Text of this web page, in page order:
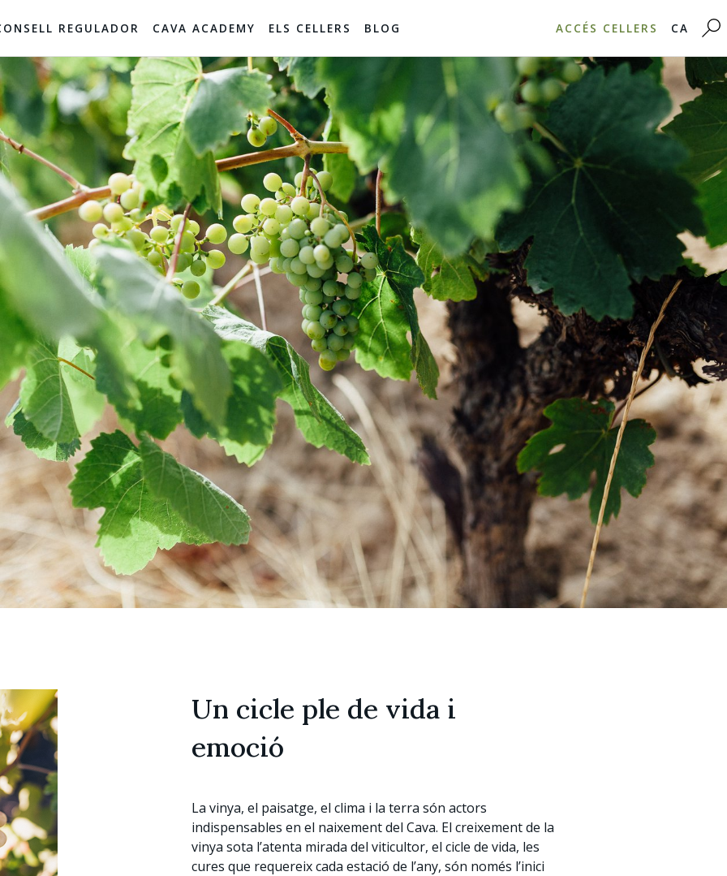
REGULADOR CAVA ACADEMY ELS CELLERS BLOG ACCÉS CELLERS CA
Un cicle ple de vida i
emoció
La vinya, el paisatge, el clima i la terra són actors
indispensables en el naixement del Cava. El creixement de la
vinya sota l’atenta mirada del viticultor, el cicle de vida, les
cures que requereix cada estació de l’any, són només l’inici